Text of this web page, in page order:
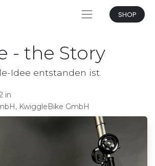
SHOP
- the Story
Idee entstanden ist.
in
KwiggleBike GmbH